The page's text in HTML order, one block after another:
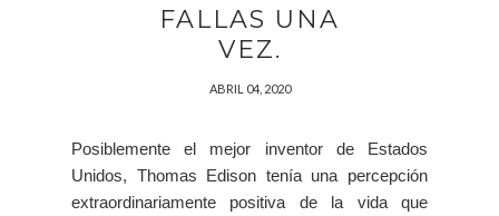
FALLAS UNA
VEZ.
ABRIL 04, 2020
Posiblemente el mejor inventor de Estados
Unidos, Thomas Edison tenía una percepción
extraordinariamente positiva de la vida que